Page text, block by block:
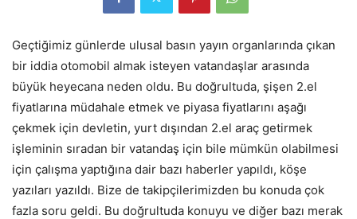
Geçtiğimiz günlerde ulusal basın yayın organlarında çıkan
bir iddia otomobil almak isteyen vatandaşlar arasında
büyük heyecana neden oldu. Bu doğrultuda, şişen 2.el
fiyatlarına müdahale etmek ve piyasa fiyatlarını aşağı
çekmek için devletin, yurt dışından 2.el araç getirmek
işleminin sıradan bir vatandaş için bile mümkün olabilmesi
için çalışma yaptığına dair bazı haberler yapıldı, köşe
yazıları yazıldı. Bize de takipçilerimizden bu konuda çok
fazla soru geldi. Bu doğrultuda konuyu ve diğer bazı merak